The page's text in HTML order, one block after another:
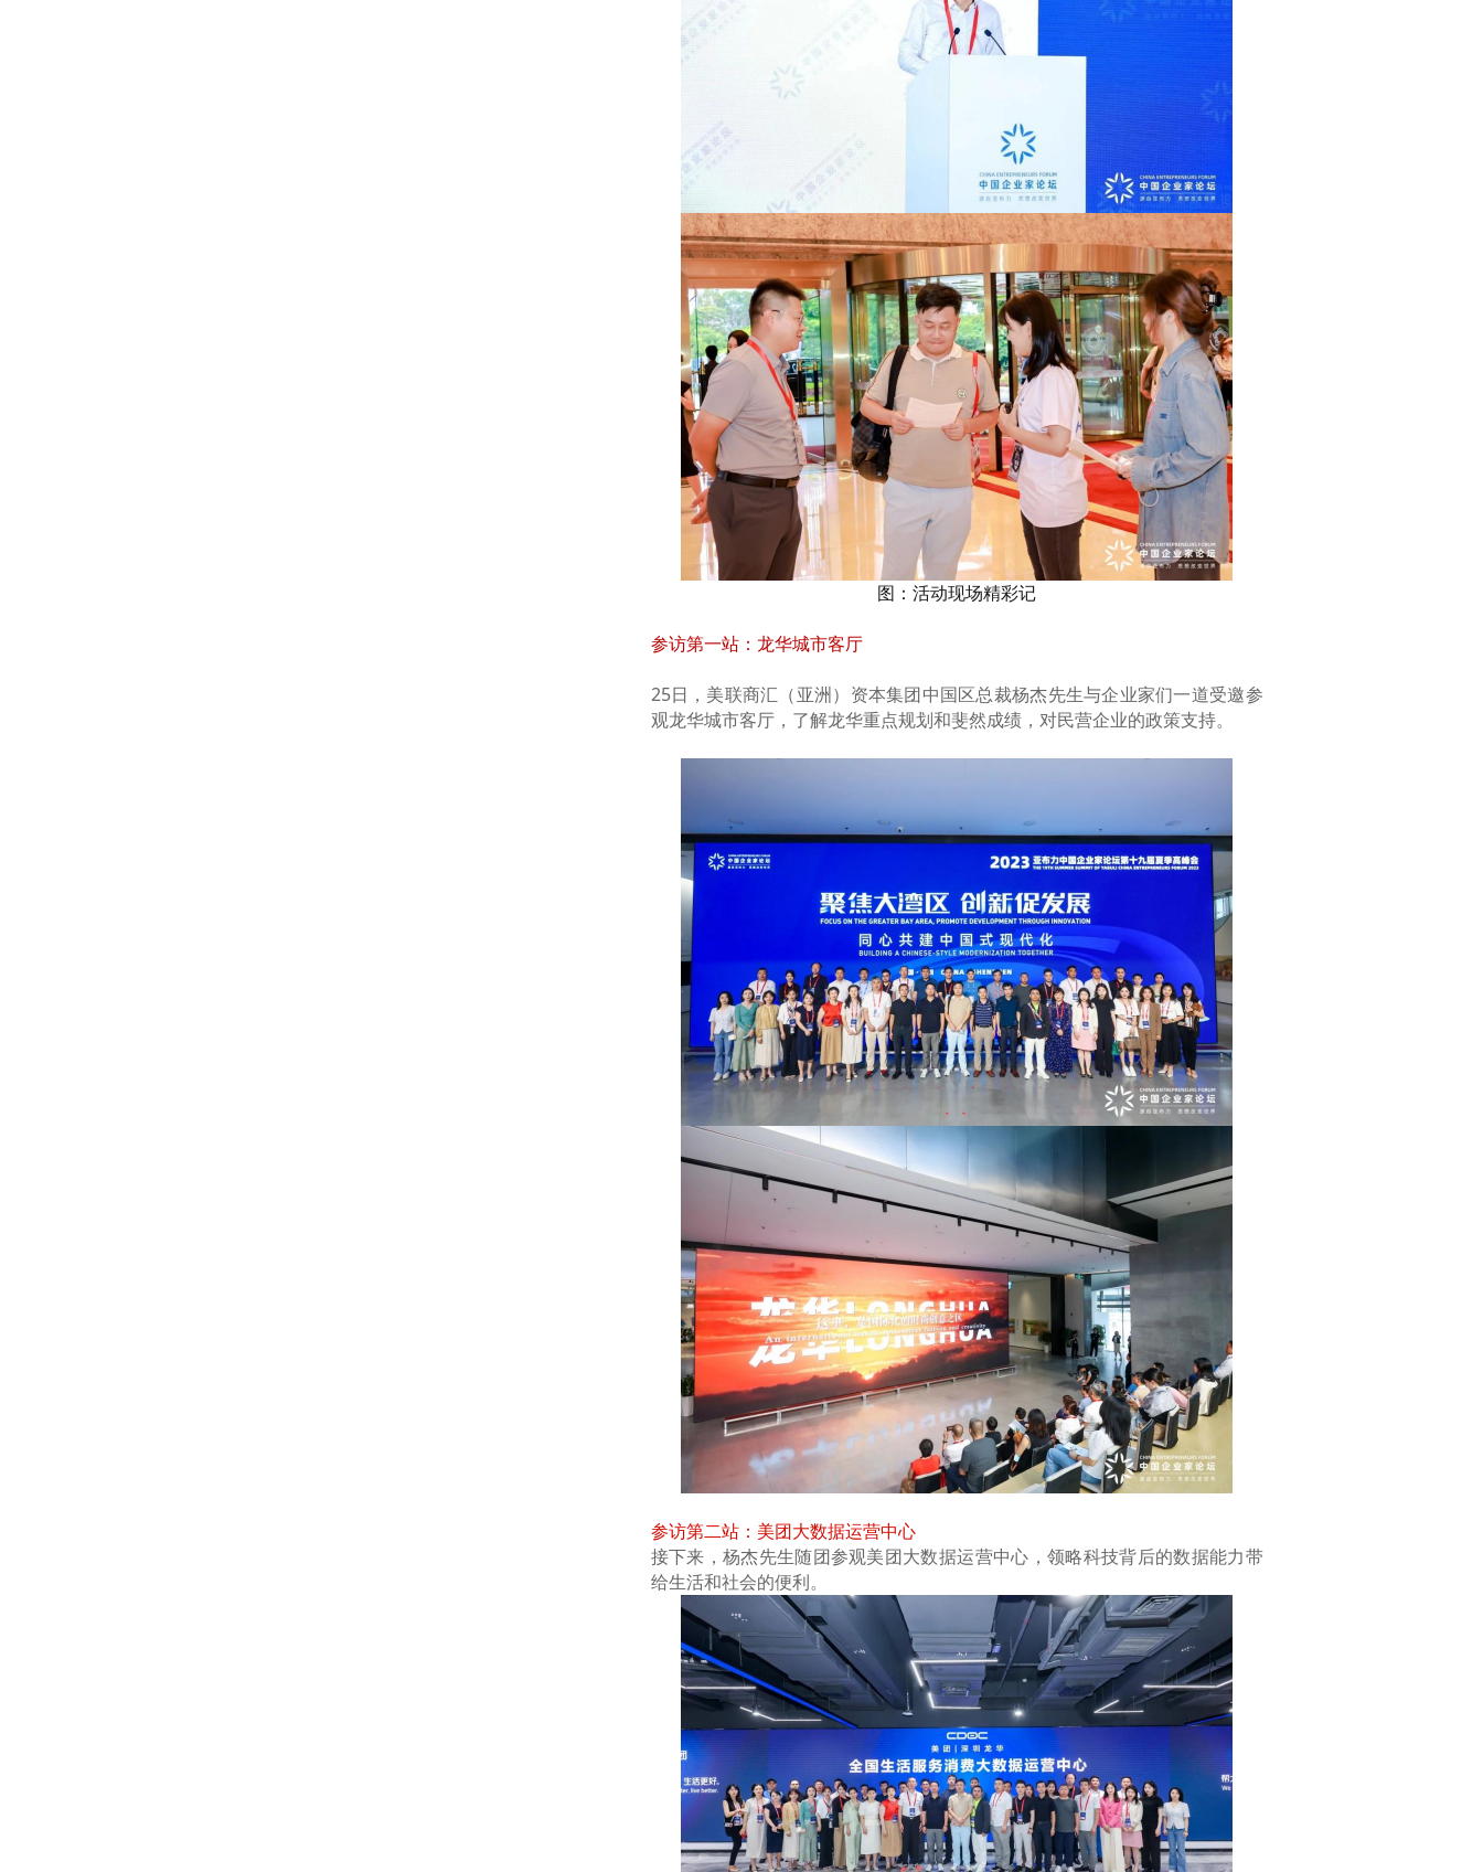
图：活动现场精彩记
参访第一站：龙华城市客厅
25日，美联商汇（亚洲）资本集团中国区总裁杨杰先生与企业家们一道受邀参
观龙华城市客厅，了解龙华重点规划和斐然成绩，对民营企业的政策支持。
参访第二站：美团大数据运营中心
接下来，杨杰先生随团参观美团大数据运营中心，领略科技背后的数据能力带
给生活和社会的便利。